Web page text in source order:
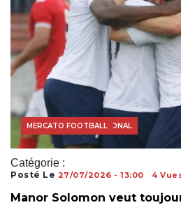
Catégorie :
FOOTBALL INTERNATIONAL
MERCATO FOOTBALL
Posté Le 27/07/2026 - 13:00 4
Manor Solomon veut